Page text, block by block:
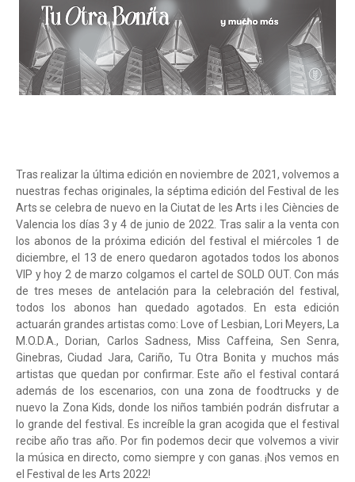
Tras realizar la última edición en noviembre de 2021, volvemos a
nuestras fechas originales, la séptima edición del Festival de les
Arts se celebra de nuevo en la Ciutat de les Arts i les Ciències de
Valencia los días 3 y 4 de junio de 2022. Tras salir a la venta con
los abonos de la próxima edición del festival el miércoles 1 de
diciembre, el 13 de enero quedaron agotados todos los abonos
VIP y hoy 2 de marzo colgamos el cartel de SOLD OUT. Con más
de tres meses de antelación para la celebración del festival,
todos los abonos han quedado agotados. En esta edición
actuarán grandes artistas como: Love of Lesbian, Lori Meyers, La
M.O.D.A., Dorian, Carlos Sadness, Miss Caffeina, Sen Senra,
Ginebras, Ciudad Jara, Cariño, Tu Otra Bonita y muchos más
artistas que quedan por confirmar. Este año el festival contará
además de los escenarios, con una zona de foodtrucks y de
nuevo la Zona Kids, donde los niños también podrán disfrutar a
lo grande del festival. Es increíble la gran acogida que el festival
recibe año tras año. Por fin podemos decir que volvemos a vivir
la música en directo, como siempre y con ganas. ¡Nos vemos en
el Festival de les Arts 2022!